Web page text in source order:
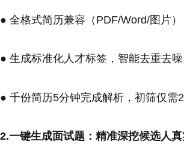
● 全格式简历兼容（PDF/Word/图片
● 生成标准化人才标签，智能去重去
● 千份简历5分钟完成解析，初筛仅需
2.一键生成面试题：精准深挖候选人真